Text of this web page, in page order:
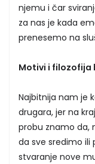
njemu i čar
za nas je kada
prenesemo na
Motivi i filozofija
Najbitnija nam je
drugara, jer na
probu znamo da,
da sve sredimo ili
stvaranje nove